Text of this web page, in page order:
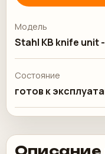
Модель
Stahl KB knife unit
Состояние
готов к
Описание